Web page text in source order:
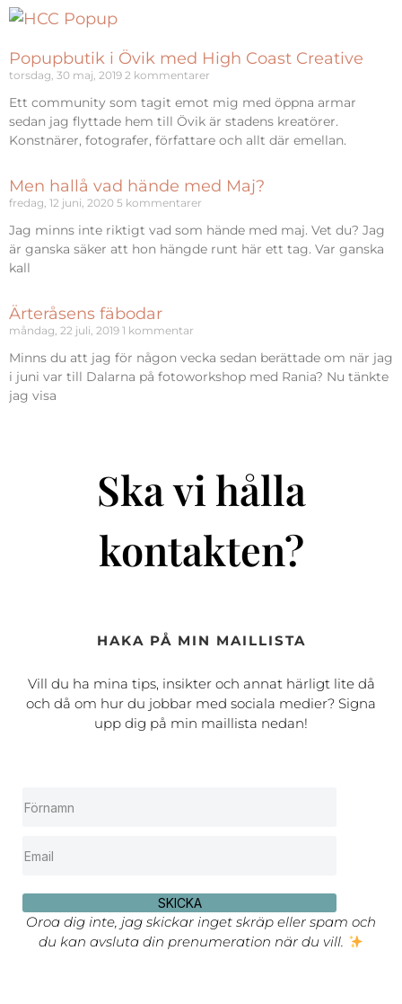
Popupbutik i Övik med High Coast Creative
torsdag, 30 maj, 2019 2 kommentarer
Ett community som tagit emot mig med öppna armar
sedan jag flyttade hem till Övik är stadens kreatörer.
Konstnärer, fotografer, författare och allt där emellan.
Men hallå vad hände med Maj?
fredag, 12 juni, 2020 5 kommentarer
Jag minns inte riktigt vad som hände med maj. Vet du? Jag
är ganska säker att hon hängde runt här ett tag. Var ganska
kall
Ärteråsens fäbodar
måndag, 22 juli, 2019 1 kommentar
Minns du att jag för någon vecka sedan berättade om när jag
i juni var till Dalarna på fotoworkshop med Rania? Nu tänkte
jag visa
Ska vi hålla
kontakten?
HAKA PÅ MIN MAILLISTA
Vill du ha mina tips, insikter och annat härligt lite då
och då om hur du jobbar med sociala medier? Signa
upp dig på min maillista nedan!
SKICKA
Oroa dig inte, jag skickar inget skräp eller spam och
du kan avsluta din prenumeration när du vill.